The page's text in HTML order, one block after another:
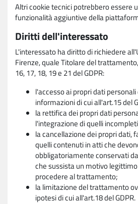
Altri cookie tecnici potrebbero essere
funzionalità aggiuntive della
Diritti dell'interessato
L'interessato ha diritto di richiedere
Firenze, quale Titolare del
16, 17, 18, 19 e 21 del GDPR:
l'accesso ai propri dati
informazioni di cui all'art.15 del
la rettifica dei propri dati
l'integrazione di quelli
la cancellazione dei propri dati,
quelli contenuti in atti che
obbligatoriamente conservati
che sussista un motivo
procedere al trattamento;
la limitazione del trattamento
ipotesi di cui all'art.18 del GDPR.